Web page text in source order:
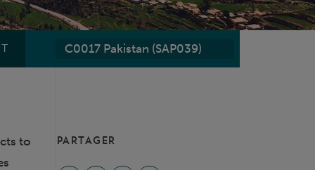
C0017 Pakistan (SAP039)
to
PARTAGER